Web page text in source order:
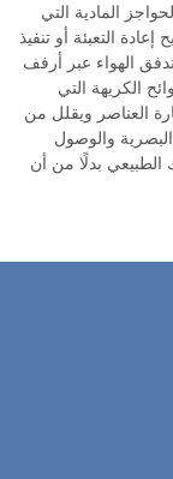
المادية التي
التعبئة أو تنفيذ
الهواء عبر أرفف
الكريهة التي
العناصر ويقلل من
والوصول
بدلًا من أن